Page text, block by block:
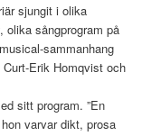
sjungit i olika
olika sångprogram på
sammanhang
Erik Homqvist och
sitt program. ”En
varvar dikt, prosa